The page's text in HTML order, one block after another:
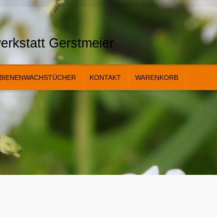
Gerstmeier
BIENENWACHSTÜCHER KONTAKT WARENKORB
Kontakt Über